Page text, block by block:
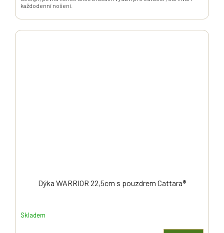
každodenní nošení.
Dýka WARRIOR 22,5cm s pouzdrem Cattara®
Skladem